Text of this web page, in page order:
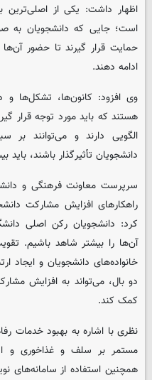
اظهار داشت: یکی از اصلی‌ترین
است؛ جایی که دانشجویان به
حمایت قرار گیرند تا حضور
ادامه دهند.
وی افزود: کانون‌ها، تشکل‌ها و
هستند که باید مورد توجه قرار
الگویی دارند و می‌توانند بر
دانشجویان تأثیرگذار باشند، باید
سرپرست معاونت فرهنگی و
راهکارهای افزایش مشارکت
کرد: دانشجویان رکن اصلی
آن‌ها را بیشتر شاهد باشیم.
خانواده‌های دانشجویان و ایجاد
دو بال، می‌تواند به افزایش
کمک کند.
نظری با اشاره به بهبود خدمات
مستمر بر سلف و غذاخوری و
همچنین استفاده از سامانه‌های